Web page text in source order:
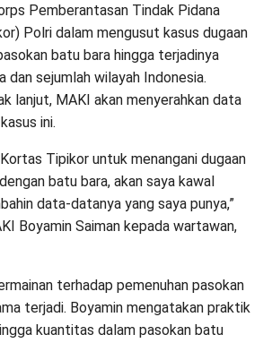
Pemberantasan Tindak Pidana
Polri dalam mengusut kasus dugaan
batu bara hingga terjadinya
sejumlah wilayah Indonesia.
lanjut, MAKI akan menyerahkan data
ini.
Tipikor untuk menangani dugaan
batu bara, akan saya kawal
data-datanya yang saya punya,”
Boyamin Saiman kepada wartawan,
terhadap pemenuhan pasokan
terjadi. Boyamin mengatakan praktik
kuantitas dalam pasokan batu